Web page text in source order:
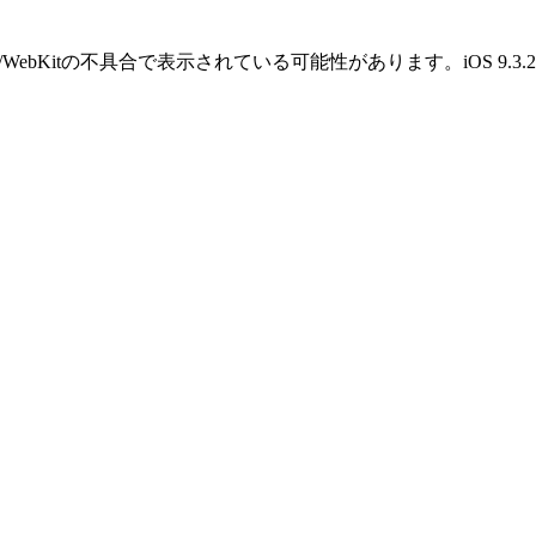
の不具合で表示されている可能性があります。iOS